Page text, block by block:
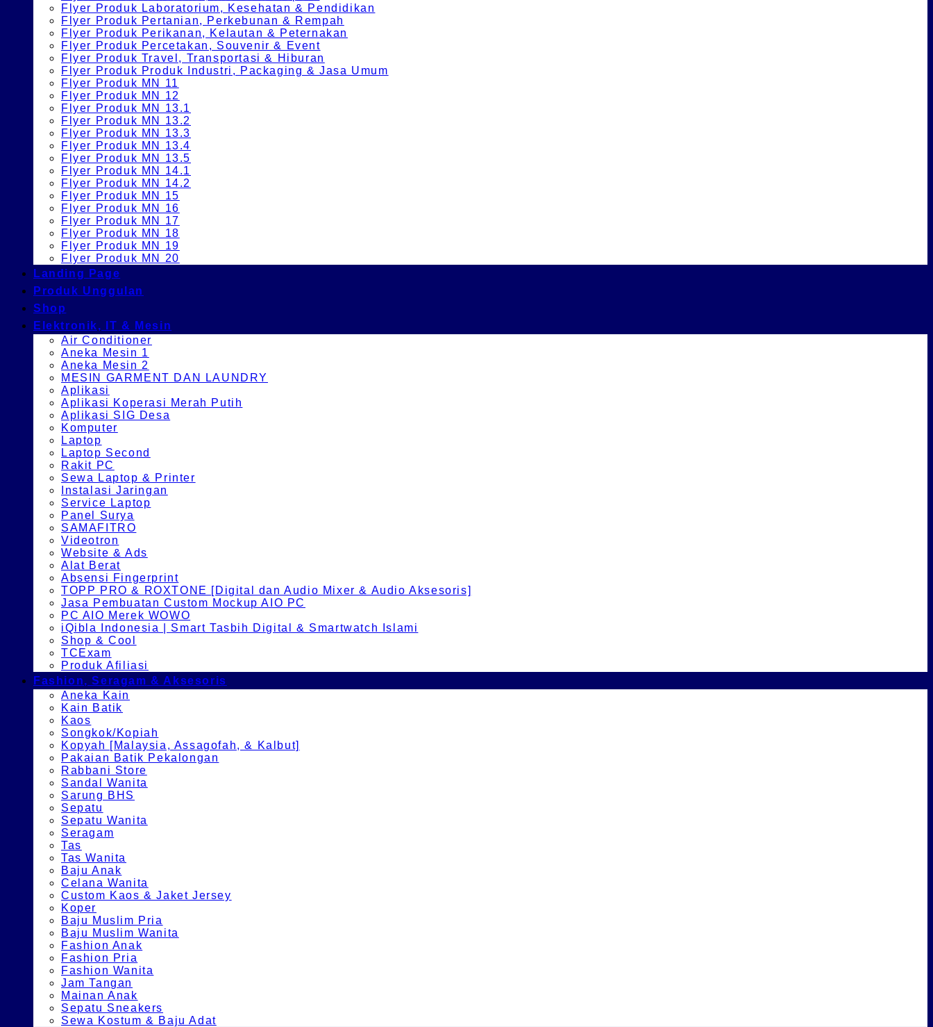
Flyer Produk Laboratorium, Kesehatan & Pendidikan
Flyer Produk Pertanian, Perkebunan & Rempah
Flyer Produk Perikanan, Kelautan & Peternakan
Flyer Produk Percetakan, Souvenir & Event
Flyer Produk Travel, Transportasi & Hiburan
Flyer Produk Produk Industri, Packaging & Jasa Umum
Flyer Produk MN 11
Flyer Produk MN 12
Flyer Produk MN 13.1
Flyer Produk MN 13.2
Flyer Produk MN 13.3
Flyer Produk MN 13.4
Flyer Produk MN 13.5
Flyer Produk MN 14.1
Flyer Produk MN 14.2
Flyer Produk MN 15
Flyer Produk MN 16
Flyer Produk MN 17
Flyer Produk MN 18
Flyer Produk MN 19
Flyer Produk MN 20
Landing Page
Produk Unggulan
Shop
Elektronik, IT & Mesin
Air Conditioner
Aneka Mesin 1
Aneka Mesin 2
MESIN GARMENT DAN LAUNDRY
Aplikasi
Aplikasi Koperasi Merah Putih
Aplikasi SIG Desa
Komputer
Laptop
Laptop Second
Rakit PC
Sewa Laptop & Printer
Instalasi Jaringan
Service Laptop
Panel Surya
SAMAFITRO
Videotron
Website & Ads
Alat Berat
Absensi Fingerprint
TOPP PRO & ROXTONE [Digital dan Audio Mixer & Audio Aksesoris]
Jasa Pembuatan Custom Mockup AIO PC
PC AIO Merek WOWO
iQibla Indonesia | Smart Tasbih Digital & Smartwatch Islami
Shop & Cool
TCExam
Produk Afiliasi
Fashion, Seragam & Aksesoris
Aneka Kain
Kain Batik
Kaos
Songkok/Kopiah
Kopyah [Malaysia, Assagofah, & Kalbut]
Pakaian Batik Pekalongan
Rabbani Store
Sandal Wanita
Sarung BHS
Sepatu
Sepatu Wanita
Seragam
Tas
Tas Wanita
Baju Anak
Celana Wanita
Custom Kaos & Jaket Jersey
Koper
Baju Muslim Pria
Baju Muslim Wanita
Fashion Anak
Fashion Pria
Fashion Wanita
Jam Tangan
Mainan Anak
Sepatu Sneakers
Sewa Kostum & Baju Adat